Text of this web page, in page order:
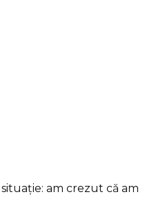
am crezut că am